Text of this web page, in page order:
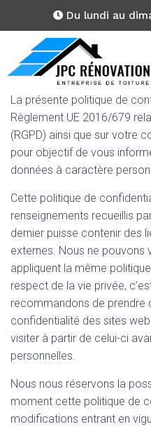
Du lundi au
La présente politique de
Règlement UE 2016/679
(RGPD) ainsi que sur votre
pour objectif de vous
données à caractère
Cette politique de
renseignements recueillis
dernier puisse contenir des
externes. Nous ne pouvons
appliquent la même
respect de la vie privée,
recommandons de prendre
confidentialité des sites
visiter à partir de celui-ci
personnelles.
Nous nous réservons la
moment cette politique de
modifications entrant en